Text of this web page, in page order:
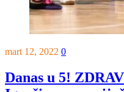
mart 12, 2022 0
Danas u 5!